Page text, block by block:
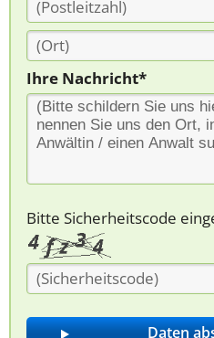
Ihre Nachricht*
Bitte Sicherheitscode